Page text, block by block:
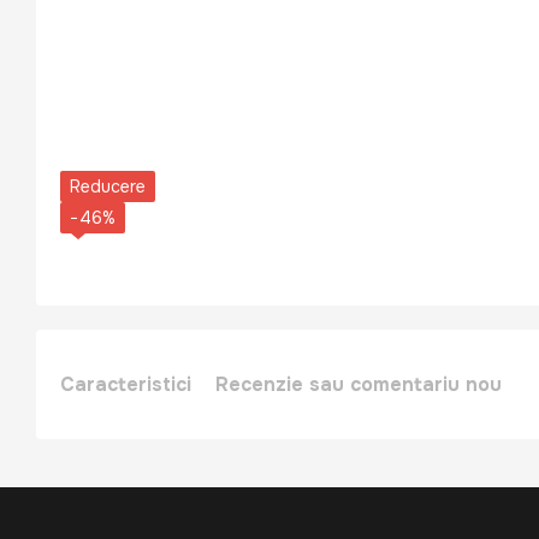
Reducere
−46%
Caracteristici Recenzie sau comentariu nou